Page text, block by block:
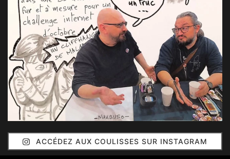
ACCÉDEZ AUX COULISSES SUR INSTAGRAM